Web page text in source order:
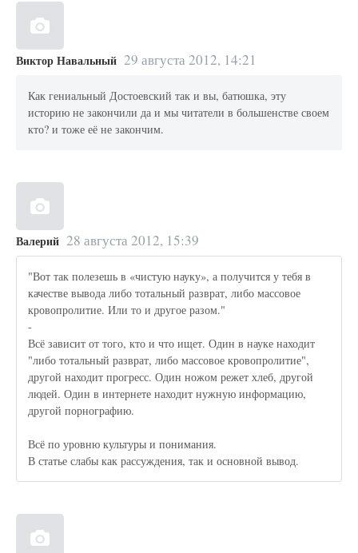
Виктор Навальный 29 августа 2012, 14:21
Как гениальный Достоевский так и вы, батюшка, эту
историю не закончили да и мы читатели в большенстве своем
кто? и тоже её не закончим.
Валерий 28 августа 2012, 15:39
"Вот так полезешь в «чистую науку», а получится у тебя в
качестве вывода либо тотальный разврат, либо массовое
кровопролитие. Или то и другое разом."
-
Всё зависит от того, кто и что ищет. Один в науке находит
"либо тотальный разврат, либо массовое кровопролитие",
другой находит прогресс. Один ножом режет хлеб, другой
людей. Один в интернете находит нужную информацию,
другой порнографию.
Всё по уровню культуры и понимания.
В статье слабы как рассуждения, так и основной вывод.